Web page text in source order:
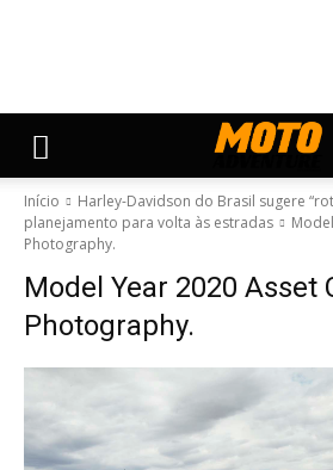
Início
Harley-Davidson do Brasil sugere
planejamento para volta às estradas
Photography.
Model Year 2020 Asset
Photography.